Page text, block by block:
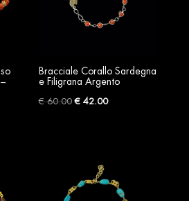
Bracciale Corallo Sardegna
e Filigrana Argento
€60.00Original
€42.00Current